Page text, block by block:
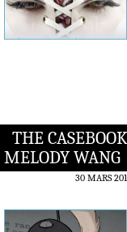
THE
MELODY WANG
30 MARS